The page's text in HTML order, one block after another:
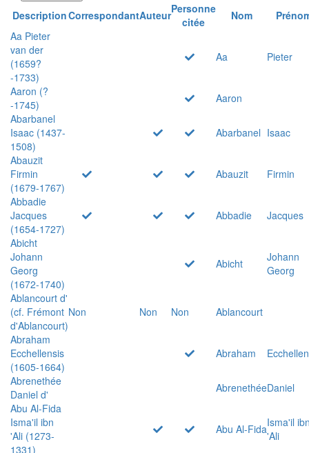
DescriptionCorrespondantAuteurPersonne
citée
Nom
Aa Pieter
van der
(1659?
-1733)
Aa Pieter
Aaron (?
-1745)
Aaron
Abarbanel
Isaac (1437-
1508)
Abarbanel Isaac
Abauzit
Firmin
(1679-1767)
Abauzit
Firmin
Abbadie
Jacques
(1654-1727)
Abbadie
Jacques
Abicht
Johann
Georg
(1672-1740)
Abicht
Johann
Georg
Ablancourt d'
(cf. Frémont
d'Ablancourt)
Non Non Non
Ablancourt
Abraham
Ecchellensis
(1605-1664)
Abraham
Abrenethée
Daniel d'
AbrenethéeDaniel
Abu Al-Fida
Isma'il ibn
'Ali (1273-
1331)
Abu Al-FidaIsma'il
'Ali